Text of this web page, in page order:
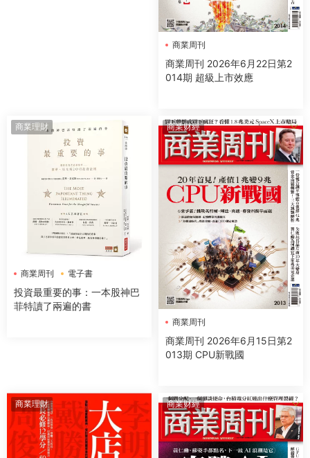
商業周刊
商業周刊 2026年6月22日第2
014期 超級上市效應
商業理財
商業周刊 電子書
投資最重要的事：一本股神巴
菲特讀了兩遍的書
商業财經
商業周刊
商業周刊 2026年6月15日第2
013期 CPU新戰國
商業理財 商業财經